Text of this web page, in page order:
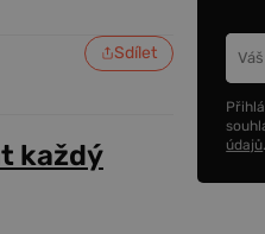
Sdílet
každý
údajů.